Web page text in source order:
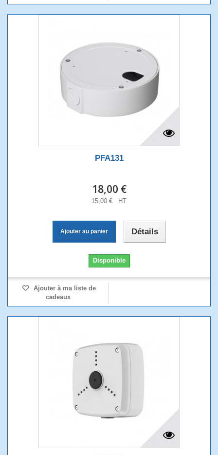
PFA131
18,00 €
15,00 € HT
Ajouter au panier Détails
Disponible
Ajouter à ma liste de
cadeaux